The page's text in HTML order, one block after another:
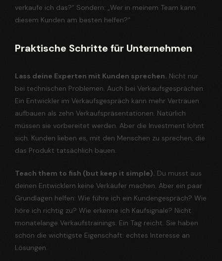
verkaufe ich das?“ Sondern: „Wer in meinem Team kann
diesem Kunden am besten helfen?“
Praktische Schritte für Unternehmen
Lass deine Experten mit Kunden sprechen. Nicht nur
bei technischen Problemen. Auch bei Verkaufsgesprächen.
Ein Entwickler im Verkaufsgespräch kann mehr Vertrauen
aufbauen als zehn Verkaufspräsentationen. Natürlich
müssen sie vorbereitet werden. Aber die Investment lohnt
sich. Kunden lieben es, mit den Menschen zu sprechen, die
das Produkt tatsächlich bauen.
Teach them to fish (but keep it simple). Du musst aus
deinen Entwicklern keine Verkäufer machen. Aber ein paar
Grundlagen helfen: Wie führe ich ein Kundengespräch? Wie
höre ich richtig zu? Wie erkenne ich Kaufsignale? Nicht
monatelange Verkaufstrainings. Ein Tag reicht. Sie haben
schon die wichtigste Eigenschaft: echtes Interesse an
Lösungen.